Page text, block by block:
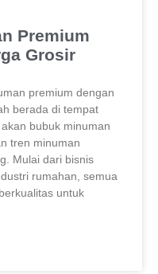
Premium
Grosir
premium dengan
berada di tempat
bubuk minuman
tren minuman
Mulai dari bisnis
rumahan, semua
untuk